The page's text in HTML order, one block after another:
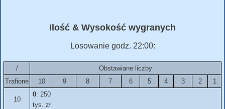
Ilość & Wysokość wygranych
Losowanie godz. 22:00:
/
Obstawiane liczby
Trafione
10 9 8 7 6 5 4 3 2 1
10
0: 250
tys. zł